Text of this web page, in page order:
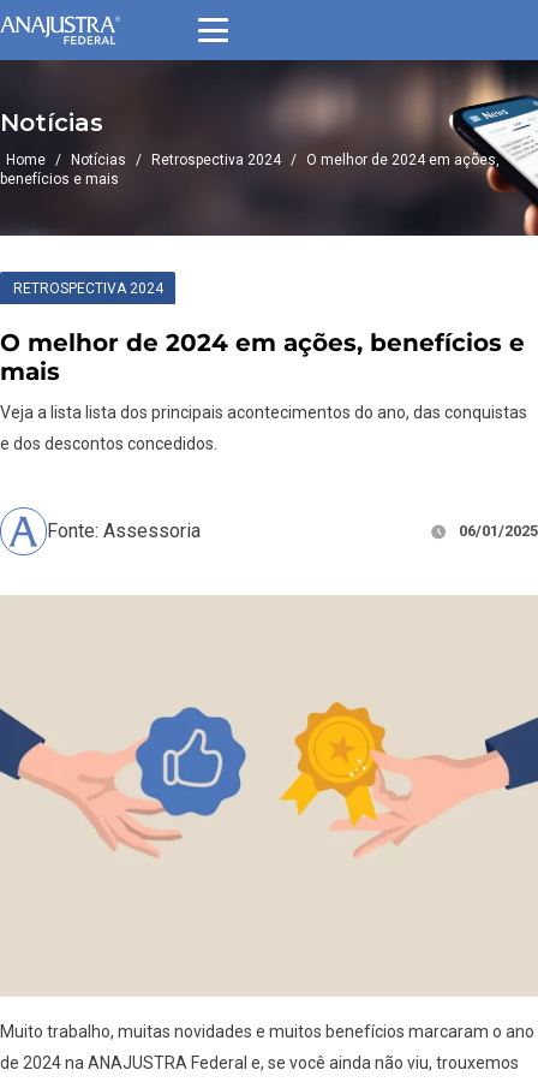
Notícias
Home / Notícias / Retrospectiva 2024 /
O melhor de 2024 em ações,
benefícios e mais
RETROSPECTIVA 2024
O melhor de 2024 em ações, benefícios e
mais
Veja a lista lista dos principais acontecimentos do ano, das conquistas
e dos descontos concedidos.
Fonte: Assessoria 06/01/2025
Muito trabalho, muitas novidades e muitos benefícios marcaram o ano
de 2024 na ANAJUSTRA Federal e, se você ainda não viu, trouxemos